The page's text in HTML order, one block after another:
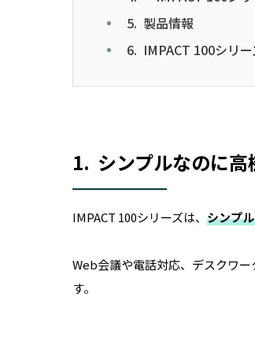
5. 製品情報
6. IMPACT 100シリ
1. シンプルなのに高
IMPACT 100シリーズは、 シンプ
Web会議や電話対応、デスクワ
す。